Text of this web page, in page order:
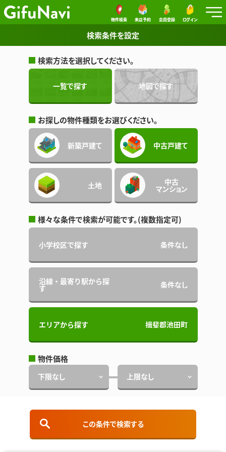
物件検索 来店予約 会員登録 ログイン
検索条件を設定
検索方法を選択してください。
一覧で探す 地図で探す
お探しの物件種類をお選びください。
新築戸建て 中古戸建て
土地 中古
マンション
様々な条件で検索が可能です。(複数指定可)
小学校区で探す 条件なし
沿線・最寄り駅から探
す 条件なし
エリアから探す 揖斐郡池田町
物件価格
下限なし 上限なし
下限なし 上限なし
この条件で検索する